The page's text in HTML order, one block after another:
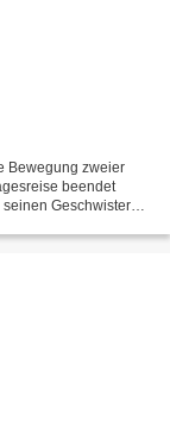
Bewegung zweier
beendet
Geschwistern.